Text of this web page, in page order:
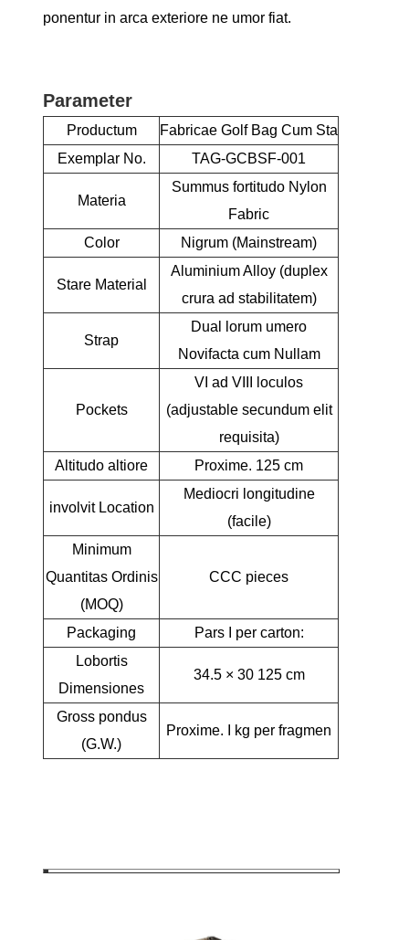
ponentur in arca exteriore ne umor fiat.
Parameter
Productum
Fabricae Golf Bag Cum Sta
Exemplar No.
TAG-GCBSF-001
Materia
Summus fortitudo Nylon
Fabric
Color
Nigrum (Mainstream)
Stare Material
Aluminium Alloy (duplex
crura ad stabilitatem)
Strap
Dual lorum umero
Novifacta cum Nullam
Pockets
VI ad VIII loculos
(adjustable secundum elit
requisita)
Altitudo altiore
Proxime. 125 cm
involvit Location
Mediocri longitudine
(facile)
Minimum
Quantitas Ordinis
(MOQ)
CCC pieces
Packaging
Pars I per carton:
Lobortis
Dimensiones
34.5 × 30 125 cm
Gross pondus
(G.W.)
Proxime. I kg per fragmen